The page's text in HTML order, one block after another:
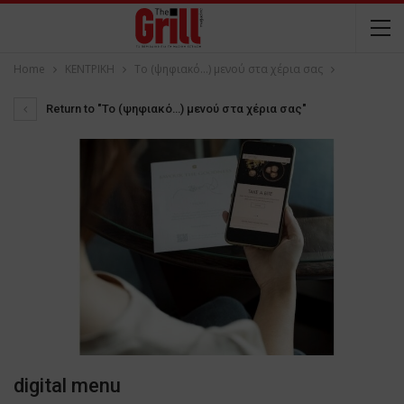
Home ΚΕΝΤΡΙΚΗ Το (ψηφιακό…) μενού στα χέρια σας
Return to "Το (ψηφιακό…) μενού στα χέρια σας"
digital menu